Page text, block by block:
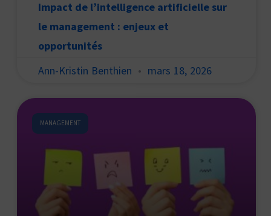
Impact de l’intelligence artificielle sur
le management : enjeux et
opportunités
Ann-Kristin Benthien
mars 18, 2026
MANAGEMENT